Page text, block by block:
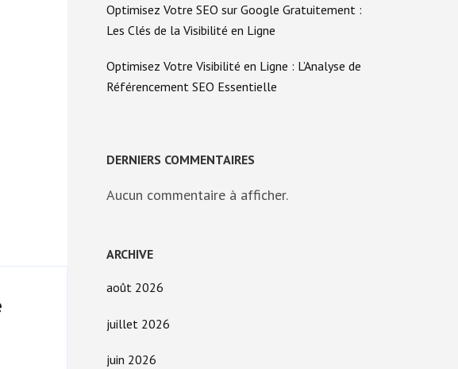
Optimisez Votre SEO sur Google Gratuitement :
Les Clés de la Visibilité en Ligne
Optimisez Votre Visibilité en Ligne : L’Analyse de
Référencement SEO Essentielle
DERNIERS COMMENTAIRES
Aucun commentaire à afficher.
ARCHIVE
août 2026
juillet 2026
juin 2026